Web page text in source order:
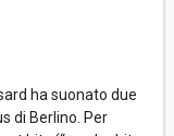
ha suonato due
di Berlino. Per